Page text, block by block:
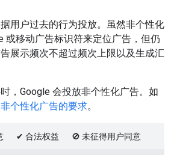
用户过去的行为投放。虽然非个性化
或移动广告标识符来定位广告，但仍
展示频次不超过频次上限以及生成汇
，Google 会投放非个性化广告。如
非个性化广告的要求。
意 ✔ 合法权益 🚫 未征得用户同意